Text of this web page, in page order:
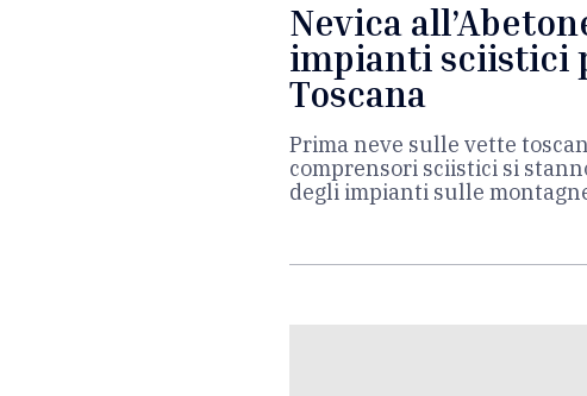
Nevica
impianti sciistici
Toscana
Prima neve sulle vette
comprensori sciistici si
degli impianti sulle